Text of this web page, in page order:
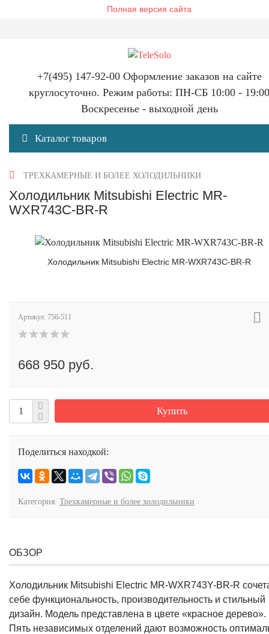
Полная версия сайта
+7(495) 147-92-00 Оформление заказов на сайте
круглосуточно. Режим работы: ПН-СБ 10:00 - 19:00
Воскресенье - выходной день
Каталог товаров
ТРЕХКАМЕРНЫЕ И БОЛЕЕ ХОЛОДИЛЬНИКИ
Холодильник Mitsubishi Electric MR-
WXR743C-BR-R
Холодильник Mitsubishi Electric MR-WXR743C-BR-R
Артикул: 756-511
668 950 руб.
Купить
Поделиться находкой:
Категория: Трехкамерные и более холодильники
ОБЗОР
Холодильник Mitsubishi Electric MR-WXR743Y-BR-R
себе функциональность, производительность и стильный
дизайн. Модель представлена в цвете «красное дерево».
Пять независимых отделений дают возможность